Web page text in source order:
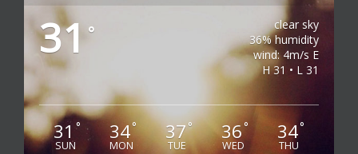
31°
clear sky
36% humidity
wind: 4m/s E
H 31 • L 31
31 °
SUN
34°
MON
37°
TUE
36°
WED
34°
THU